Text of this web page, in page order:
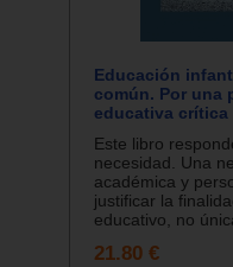
Educación
común. Por una
educativa crítica
Este libro
necesidad. Una
académica y
justificar la
educativo, no
21.80 €